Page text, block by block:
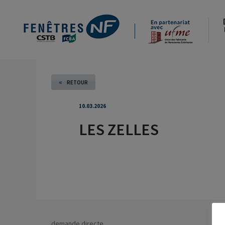
« RETOUR
10.03.2026
LES ZELLES